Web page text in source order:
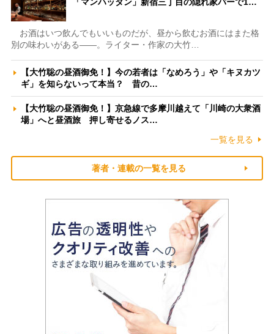
お酒はいつ飲んでもいいものだが、昼から飲むお酒にはまた格
別の味わいがある――。ライター・作家の大竹…
【大竹聡の昼酒御免！】今の若者は「なめろう」や「キヌカツ
ギ」を知らないって本当？ 昔の…
【大竹聡の昼酒御免！】京急線で多摩川越えて「川崎の大衆酒
場」へと昼酒旅 押し寄せるノス…
一覧を見る
著者・連載の一覧を見る